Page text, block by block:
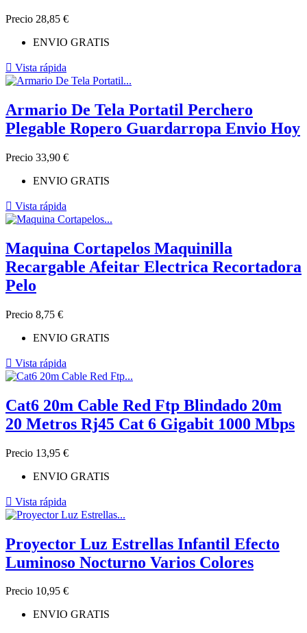
Precio 28,85 €
ENVIO GRATIS
 Vista rápida
Armario De Tela Portatil Perchero
Plegable Ropero Guardarropa Envio Hoy
Precio 33,90 €
ENVIO GRATIS
 Vista rápida
Maquina Cortapelos Maquinilla
Recargable Afeitar Electrica Recortadora
Pelo
Precio 8,75 €
ENVIO GRATIS
 Vista rápida
Cat6 20m Cable Red Ftp Blindado 20m
20 Metros Rj45 Cat 6 Gigabit 1000 Mbps
Precio 13,95 €
ENVIO GRATIS
 Vista rápida
Proyector Luz Estrellas Infantil Efecto
Luminoso Nocturno Varios Colores
Precio 10,95 €
ENVIO GRATIS